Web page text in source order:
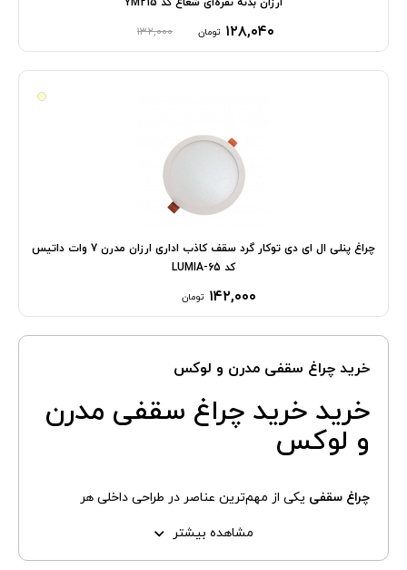
۱۲۸,۰۴۰ تومان ۱۳۲,۰۰۰
چراغ پنلی ال ای دی توکار گرد سقف کاذب اداری ارزان مدرن 7 وات داتیس
کد LUMIA-65
۱۴۲,۰۰۰ تومان
خرید چراغ سقفی مدرن و لوکس
خرید خرید چراغ سقفی مدرن
و لوکس
چراغ سقفی یکی از مهم‌ترین عناصر در طراحی داخلی هر
فضایی‌ست. این چراغ‌ها علاوه بر تامین نور مورد نیاز، نقش
مشاهده بیشتر